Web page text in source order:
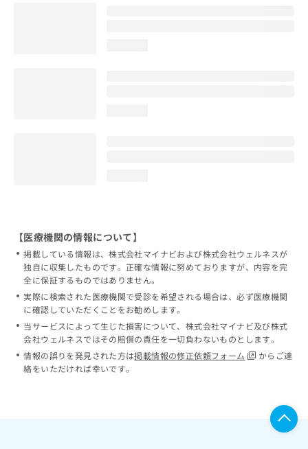
【医療機関の情報について】
掲載している情報は、株式会社マイナビおよび株式会社ウェルネスが
独自に収集したものです。正確な情報に努めておりますが、内容を完
全に保証するものではありません。
実際に検索された医療機関で受診を希望される場合は、必ず医療機関
に確認していただくことをお勧めします。
当サービスによって生じた損害について、株式会社マイナビ及び株式
会社ウェルネスではその賠償の責任を一切負わないものとします。
情報の誤りを発見された方は掲載情報の修正依頼フォーム
からご連
絡をいただければ幸いです。